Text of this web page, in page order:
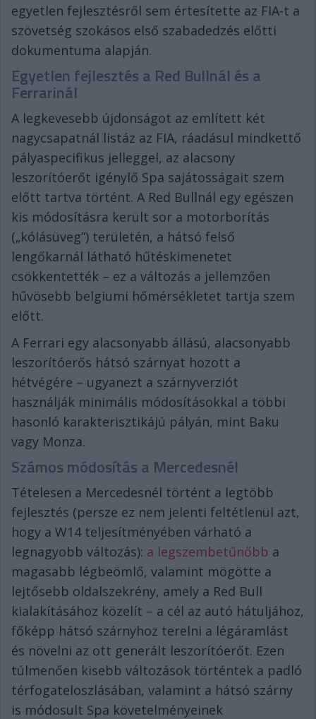
egyetlen fejlesztésről sem értesítette az FIA-t a
szövetség szokásos első szabadedzés előtti
dokumentuma alapján.
Egyetlen fejlesztés a Red Bullnál és a
Ferrarinál
A legkevesebb újdonságot az említett két
nagycsapatnál listáz az FIA, ráadásul mindkettő
pályaspecifikus jelleggel, az alacsony
leszorítóerőt igénylő Spa sajátosságait szem
előtt tartva történt. A Red Bullnál egy egészen
kis módosításra került sor a motorborítás
(„kólásüveg”) területén, a hátsó felső
lengőkarnál látható hűtéskimenetet
csökkentették – ez a változás a jellemzően
hűvösebb belgiumi hőmérsékletet tartja szem
előtt.
A Ferrari egy alacsonyabb állású, alacsonyabb
leszorítóerős hátsó szárnyat hozott a
hétvégére – ugyanezt a szárnyverziót
használják minimális módosításokkal a többi
hasonló karakterisztikájú pályán, mint Baku
vagy Monza.
Számos módosítás a Mercedesnél
Tételesen a Mercedesnél történt a legtöbb
fejlesztés (persze ez nem jelenti feltétlenül azt,
hogy a W14 teljesítményében várható a
legnagyobb változás): a legszembetűnőbb a
magasabb légbeömlő, valamint mögötte a
lejtősebb oldalszekrény, amely a Red Bull
kialakításához közelít – a cél az autó hátuljához,
főképp hátsó szárnyhoz terelni a légáramlást
és növelni az ott generált leszorítóerőt. Ezen
túlmenően kisebb változások történtek a padló
térfogateloszlásában, valamint a hátsó szárny
is módosult Spa követelményeinek